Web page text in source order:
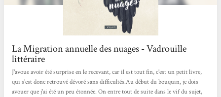
La Migration annuelle des nuages - Vadrouille
littéraire
J'avoue avoir été surprise en le recevant, car il est tout fin, c'est un petit livre,
qui s'est donc retrouvé dévoré sans difficultés.Au début du bouquin, je dois
avouer que j'ai été un peu étonnée. On entre tout de suite dans le vif du sujet,